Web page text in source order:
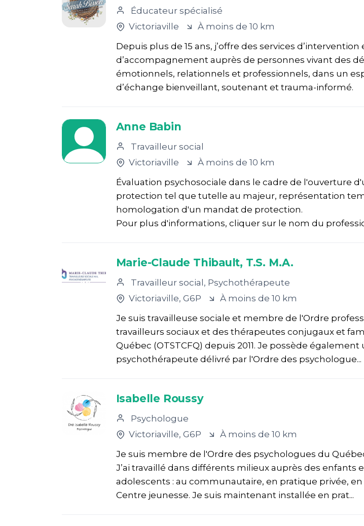
Éducateur spécialisé
Victoriaville
À moins de 10 km
Depuis plus de 15 ans, j’offre des services d’intervention
d’accompagnement auprès de personnes vivant des
émotionnels, relationnels et professionnels, dans un
d’échange bienveillant, soutenant et trauma-informé.
Anne Babin
Travailleur social
Victoriaville
À moins de 10 km
Évaluation psychosociale dans le cadre de l'ouverture
protection tel que tutelle au majeur, représentation
homologation d'un mandat de protection.
Pour plus d'informations, cliquer sur le nom du
Marie-Claude Thibault, T.S. M.A.
Travailleur social, Psychothérapeute
Victoriaville, G6P
À moins de 10 km
Je suis travailleuse sociale et membre de l'Ordre
travailleurs sociaux et des thérapeutes conjugaux et
Québec (OTSTCFQ) depuis 2011. Je possède
psychothérapeute délivré par l'Ordre des psychologue...
Isabelle Roussy
Psychologue
Victoriaville, G6P
À moins de 10 km
Je suis membre de l'Ordre des psychologues du
J’ai travaillé dans différents milieux auprès des enfants
adolescents : au communautaire, en pratique privée, en
Centre jeunesse. Je suis maintenant installée en prat...